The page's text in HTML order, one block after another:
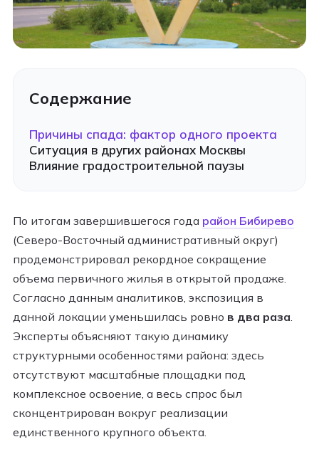
Содержание
Причины спада: фактор одного проекта
Ситуация в других районах Москвы
Влияние градостроительной паузы
По итогам завершившегося года район Бибирево
(Северо-Восточный административный округ)
продемонстрировал рекордное сокращение
объема первичного жилья в открытой продаже.
Согласно данным аналитиков, экспозиция в
данной локации уменьшилась ровно в два раза
Эксперты объясняют такую динамику
структурными особенностями района: здесь
отсутствуют масштабные площадки под
комплексное освоение, а весь спрос был
сконцентрирован вокруг реализации
единственного крупного объекта.